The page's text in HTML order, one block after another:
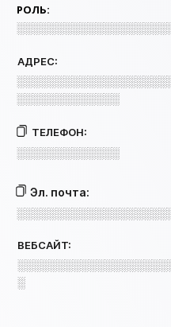
РОЛЬ:
АДРЕС:
░░░░░░░░░░░░░
ТЕЛЕФОН:
░░░░░░░░░░░░░
Эл. почта:
ВЕБСАЙТ:
░